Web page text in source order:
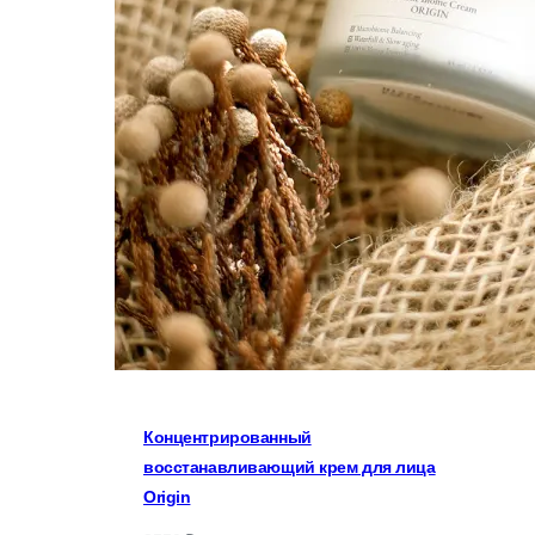
Концентрированный
восстанавливающий крем для лица
Origin